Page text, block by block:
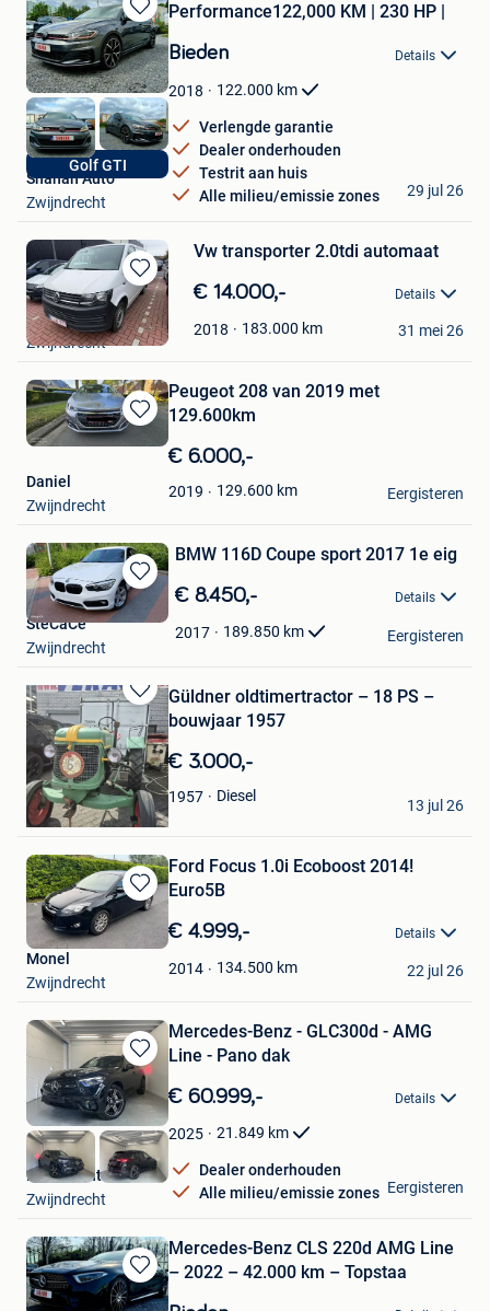
Bewaren
in
Mijn
Favorieten
Golf GTI
Performance122,000 KM | 230 HP |
Bieden Details
2018 122.000 km
Verlengde garantie
Dealer onderhouden
Testrit aan huis
Alle milieu/emissie zones
Shahan Auto
Zwijndrecht
29 jul 26
Bewaren
in
Mijn
Favorieten
Vw transporter 2.0tdi automaat
€ 14.000,- Details
2018 183.000 km
auto
Zwijndrecht
31 mei 26
Bewaren
in
Favorieten
Peugeot 208 van 2019 met
129.600km
€ 6.000,-
2019 129.600 km
Daniel
Zwijndrecht
Eergisteren
Bewaren
in
BMW 116D Coupe sport 2017 1e eig
€ 8.450,- Details
2017 189.850 km
SteCaCe
Zwijndrecht
Eergisteren
Bewaren
in
Mijn
Favorieten
Güldner oldtimertractor – 18 PS –
bouwjaar 1957
€ 3.000,-
1957 Diesel
VERACO NV.
Zwijndrecht
13 jul 26
Bewaren
in
Mijn
Favorieten
Ford Focus 1.0i Ecoboost 2014!
Euro5B
€ 4.999,- Details
2014 134.500 km
Monel
Zwijndrecht
22 jul 26
Bewaren
in
Mijn
Favorieten
Mercedes-Benz - GLC300d - AMG
Line - Pano dak
€ 60.999,- Details
2025 21.849 km
Dealer onderhouden
Alle milieu/emissie zones
Radius Automotive
Zwijndrecht
Eergisteren
Bewaren
in
Mercedes-Benz CLS 220d AMG Line
– 2022 – 42.000 km – Topstaa